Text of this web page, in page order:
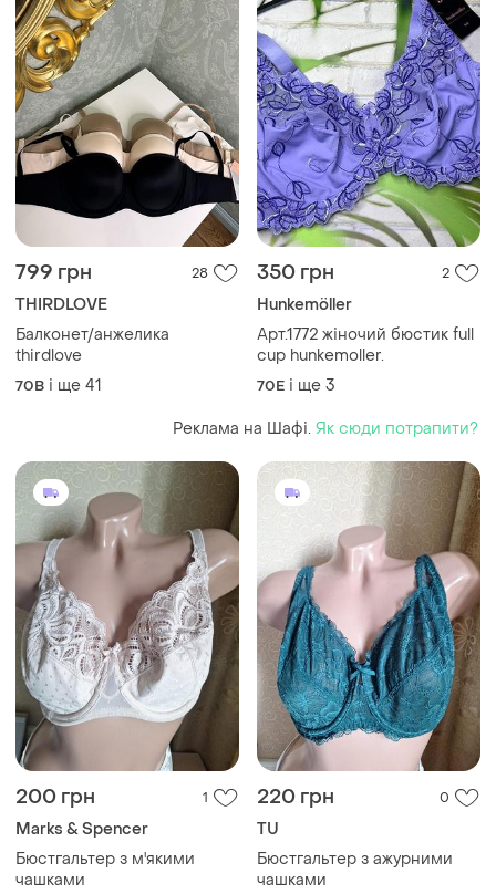
799 грн 28
THIRDLOVE
Балконет/анжелика
thirdlove
70B і ще 41
350 грн 2
Hunkemöller
Арт.1772 жіночий бюстик full
cup hunkemoller.
70E і ще 3
Реклама на Шафі. Як сюди потрапити?
200 грн 1
Marks & Spencer
Бюстгальтер з м'якими
чашками
220 грн 0
TU
Бюстгальтер з ажурними
чашками